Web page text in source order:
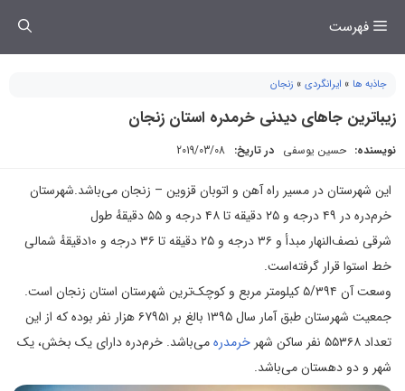
فهرست
جاذبه ها » ایرانگردی » زنجان
زیباترین جاهای دیدنی خرمدره استان زنجان
نویسنده: حسین یوسفی در تاریخ: 2019/03/08
این شهرستان در مسیر راه آهن و اتوبان قزوین – زنجان می‌باشد.شهرستان
خرم‌دره در ۴۹ درجه و ۲۵ دقیقه تا ۴۸ درجه و ۵۵ دقیقهٔ طول
شرقی نصف‌النهار مبدأ و ۳۶ درجه و ۲۵ دقیقه تا ۳۶ درجه و ۱۰دقیقهٔ شمالی
خط استوا قرار گرفته‌است.
وسعت آن ۵/۳۹۴ کیلومتر مربع و کوچک‌ترین شهرستان استان زنجان است.
جمعیت شهرستان طبق آمار سال‌ ۱۳۹۵ بالغ بر ۶۷۹۵۱ هزار نفر بوده که از این
تعداد ۵۵۳۶۸ نفر ساکن شهر
خرمدرهمی‌باشد. خرم‌دره دارای یک بخش، یک
شهر و دو دهستان می‌باشد.